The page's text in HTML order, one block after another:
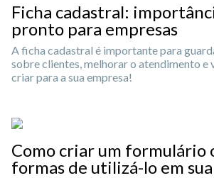
Ficha cadastral:
pronto para empresas
A ficha cadastral é importante para
sobre clientes, melhorar o atendimento e
criar para a sua empresa!
Como criar um formulário
formas de utilizá-lo em